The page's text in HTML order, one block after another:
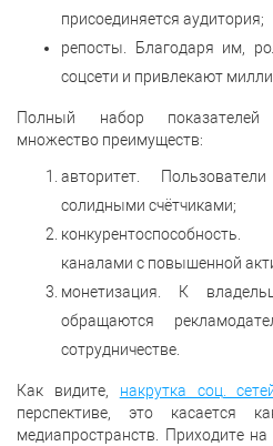
присоединяется аудитория;
репосты. Благодаря им,
соцсети и привлекают
Полный набор показателей
множество преимуществ:
авторитет.
солидными счётчиками;
каналами с повышенной
монетизация. К
обращаются
сотрудничестве.
Как видите, накрутка соц.
перспективе, это касается
медиапространств. Приходите